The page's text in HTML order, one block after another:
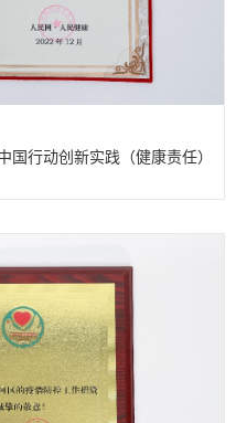
国行动创新实践（健康责任）